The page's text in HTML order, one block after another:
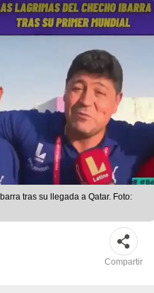
tras su llegada a Qatar. Foto:
Compartir